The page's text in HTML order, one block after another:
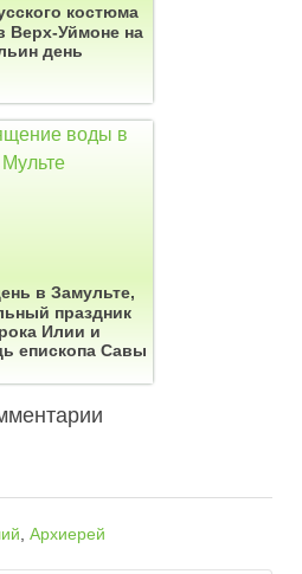
костюма
Верх-Уймоне на
день
в Замульте,
праздник
Илии и
епископа Савы
Архиерей